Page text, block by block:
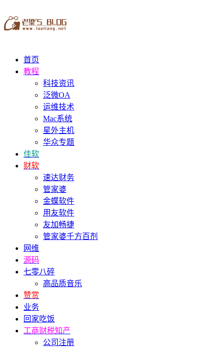
首页
教程
科技资讯
泛微OA
运维技术
Mac系统
星外主机
华众专题
佳软
财软
速达财务
管家婆
金蝶软件
用友软件
友加畅捷
管家婆千方百剂
网维
源码
七零八碎
高品质音乐
赞赏
业务
回家吃饭
工商财税知产
公司注册